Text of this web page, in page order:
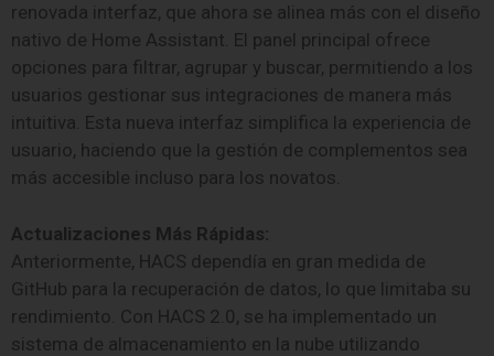
renovada interfaz, que ahora se alinea más con el diseño
nativo de Home Assistant. El panel principal ofrece
opciones para filtrar, agrupar y buscar, permitiendo a los
usuarios gestionar sus integraciones de manera más
intuitiva. Esta nueva interfaz simplifica la experiencia de
usuario, haciendo que la gestión de complementos sea
más accesible incluso para los novatos.
Actualizaciones Más Rápidas:
Anteriormente, HACS dependía en gran medida de
GitHub para la recuperación de datos, lo que limitaba su
rendimiento. Con HACS 2.0, se ha implementado un
sistema de almacenamiento en la nube utilizando